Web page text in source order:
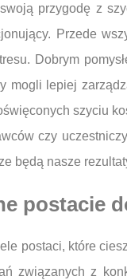
przygodę z
Przede
Dobrym
mogli lepiej
szyciu
czy
będą nasze
postacie
postaci, które
związanych z